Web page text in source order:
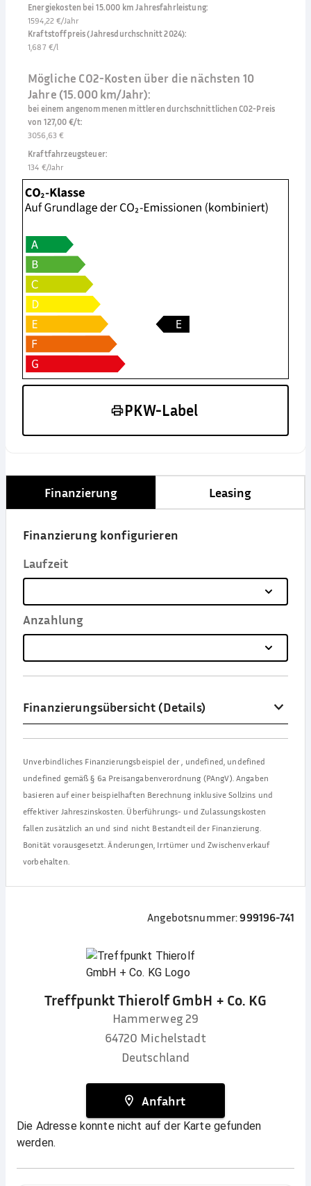
Energiekosten bei 15.000 km Jahresfahrleistung:
1594,22 €/Jahr
Kraftstoffpreis (Jahresdurchschnitt 2024):
1,687 €/l
Mögliche CO2-Kosten über die nächsten 10
Jahre (15.000 km/Jahr):
bei einem angenommenen mittleren durchschnittlichen CO2-Preis
von 127,00 €/t:
3056,63 €
Kraftfahrzeugsteuer:
134 €/Jahr
PKW-Label
Finanzierung Leasing
Finanzierung konfigurieren
Laufzeit
Anzahlung
Finanzierungsübersicht (Details)
Unverbindliches Finanzierungsbeispiel der, undefined, undefined
undefined gemäß § 6a Preisangabenverordnung (PAngV). Angaben
basieren auf einer beispielhaften Berechnung inklusive Sollzins und
effektiver Jahreszinskosten. Überführungs- und Zulassungskosten
fallen zusätzlich an und sind nicht Bestandteil der Finanzierung.
Bonität vorausgesetzt. Änderungen, Irrtümer und Zwischenverkauf
vorbehalten.
Angebotsnummer:999196-741
Treffpunkt Thierolf GmbH + Co. KG
Hammerweg 29
64720 Michelstadt
Deutschland
Anfahrt
Die Adresse konnte nicht auf der Karte gefunden
werden.